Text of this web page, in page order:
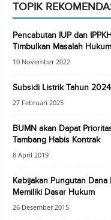
TOPIK
Pencabutan IUP dan
Timbulkan Masalah Hukum
10 November 2022
Subsidi Listrik Tahun 2024
27 Februari 2025
BUMN akan Dapat
Tambang Habis Kontrak
8 April 2019
Kebijakan Pungutan Dana
Memiliki Dasar Hukum
26 Desember 2015